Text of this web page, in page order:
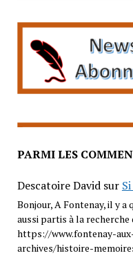
PARMI LES
Descatoire Davidsur
Bonjour, A Fontenay, il y a
aussi partis à la recherche
https://www.fontenay-
archives/histoire-